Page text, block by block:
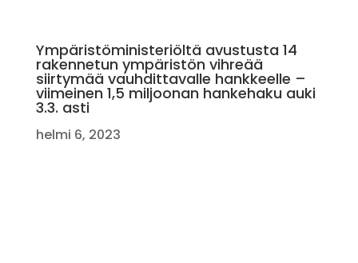
Ympäristöministeriöltä avustusta 14
rakennetun ympäristön vihreää
siirtymää vauhdittavalle hankkeelle –
viimeinen 1,5 miljoonan hankehaku auki
3.3. asti
helmi 6, 2023